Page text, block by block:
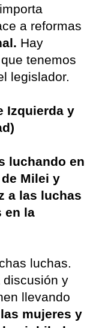
a reformas
Hay
tenemos
legislador.
Izquierda y
luchando en
Milei y
a las luchas
en la
luchas.
discusión y
llevando
mujeres y